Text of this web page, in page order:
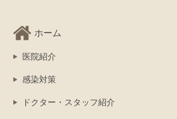
ホーム
医院紹介
感染対策
ドクター・スタッフ紹介